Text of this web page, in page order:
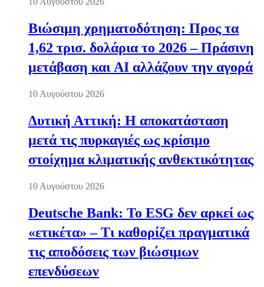
Βιώσιμη χρηματοδότηση: Προς τα
1,62 τρισ. δολάρια το 2026 – Πράσινη
μετάβαση και AI αλλάζουν την αγορά
10 Αυγούστου 2026
Δυτική Αττική: Η αποκατάσταση
μετά τις πυρκαγιές ως κρίσιμο
στοίχημα κλιματικής ανθεκτικότητας
10 Αυγούστου 2026
Deutsche Bank: Το ESG δεν αρκεί ως
«ετικέτα» – Τι καθορίζει πραγματικά
τις αποδόσεις των βιώσιμων
επενδύσεων